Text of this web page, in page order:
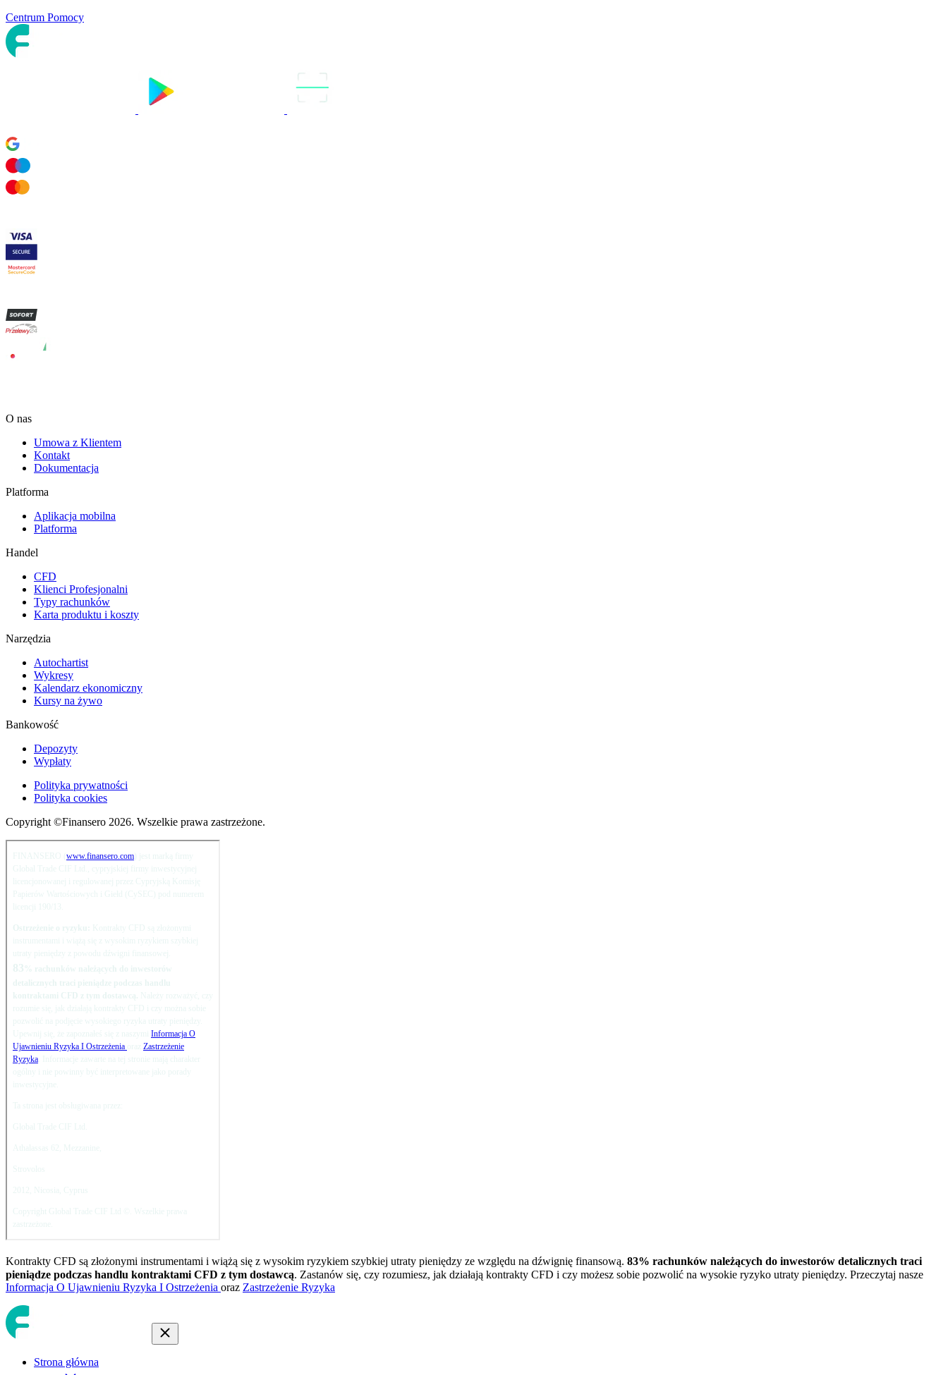
Centrum Pomocy
O nas
Umowa z Klientem
Kontakt
Dokumentacja
Platforma
Aplikacja mobilna
Platforma
Handel
CFD
Klienci Profesjonalni
Typy rachunków
Karta produktu i koszty
Narzędzia
Autochartist
Wykresy
Kalendarz ekonomiczny
Kursy na żywo
Bankowość
Depozyty
Wypłaty
Polityka prywatności
Polityka cookies
Copyright ©Finansero 2026. Wszelkie prawa zastrzeżone.
Kontrakty CFD są złożonymi instrumentami i wiążą się z wysokim ryzykiem szybkiej utraty pieniędzy ze względu na dźwignię finansową. 83% rachunków należących do inwestorów detalicznych traci
pieniądze podczas handlu kontraktami CFD z tym dostawcą. Zastanów się, czy rozumiesz, jak działają kontrakty CFD i czy możesz sobie pozwolić na wysokie ryzyko utraty pieniędzy. Przeczytaj nasze
Informacja O Ujawnieniu Ryzyka I Ostrzeżenia oraz Zastrzeżenie Ryzyka
Strona główna